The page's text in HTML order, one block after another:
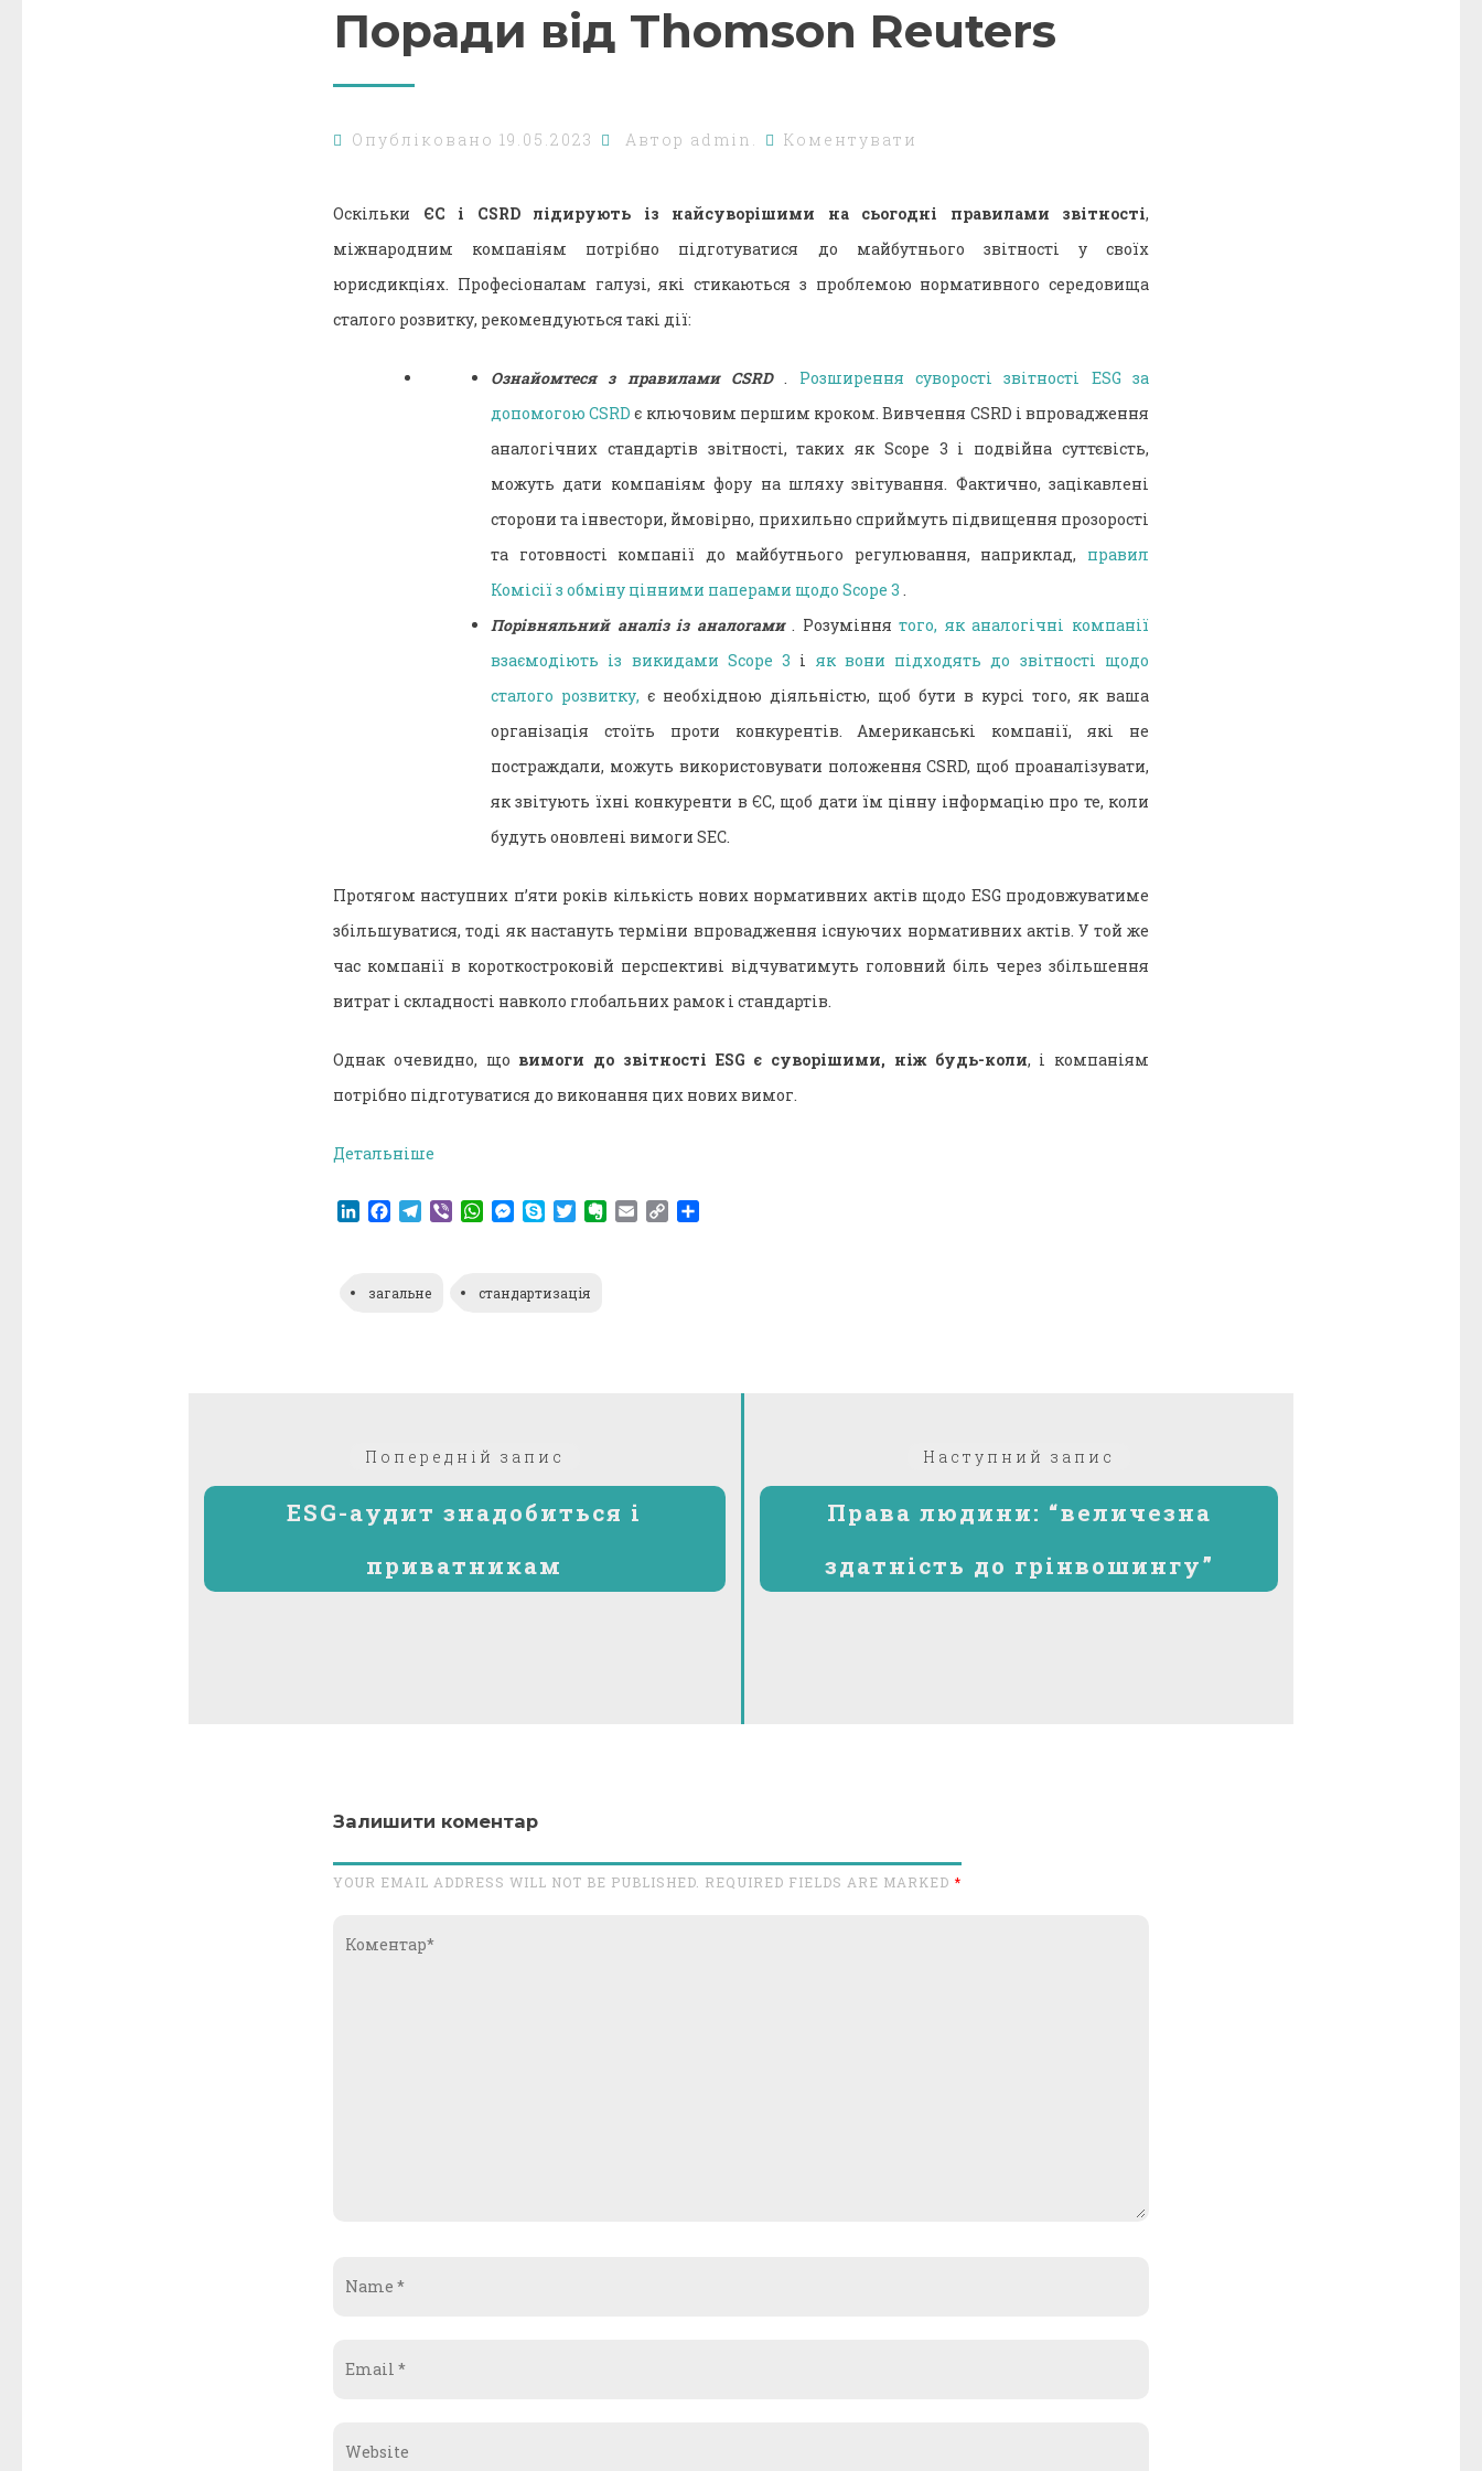
Поради від Thomson Reuters
Опубліковано 19.05.2023 Автор admin. Коментувати
Оскільки ЄС і CSRD лідирують із найсуворішими на сьогодні правилами звітності,
міжнародним компаніям потрібно підготуватися до майбутнього звітності у своїх
юрисдикціях. Професіоналам галузі, які стикаються з проблемою нормативного середовища
сталого розвитку, рекомендуються такі дії:
Ознайомтеся з правилами CSRD. Розширення суворості звітності ESG за
допомогою CSRD є ключовим першим кроком. Вивчення CSRD і впровадження
аналогічних стандартів звітності, таких як Scope 3 і подвійна суттєвість,
можуть дати компаніям фору на шляху звітування. Фактично, зацікавлені
сторони та інвестори, ймовірно, прихильно сприймуть підвищення прозорості
та готовності компанії до майбутнього регулювання, наприклад, правил
Комісії з обміну цінними паперами щодо Scope 3 .
Порівняльний аналіз із аналогами. Розуміння того, як аналогічні компанії
взаємодіють із викидами Scope 3 і як вони підходять до звітності щодо
сталого розвитку, є необхідною діяльністю, щоб бути в курсі того, як ваша
організація стоїть проти конкурентів. Американські компанії, які не
постраждали, можуть використовувати положення CSRD, щоб проаналізувати,
як звітують їхні конкуренти в ЄС, щоб дати їм цінну інформацію про те, коли
будуть оновлені вимоги SEC.
Протягом наступних п’яти років кількість нових нормативних актів щодо ESG продовжуватиме
збільшуватися, тоді як настануть терміни впровадження існуючих нормативних актів. У той же
час компанії в короткостроковій перспективі відчуватимуть головний біль через збільшення
витрат і складності навколо глобальних рамок і стандартів.
Однак очевидно, що вимоги до звітності ESG є суворішими, ніж будь-коли, і компаніям
потрібно підготуватися до виконання цих нових вимог.
Детальніше
LinkedIn
Facebook
Telegram
ViberWhatsApp
Messenger
SkypeTwitterEvernote
EmailCopy
загальне стандартизація
Попередній запис
ESG-аудит знадобиться і
приватникам
Наступний запис
запис:
Права людини: “величезна
здатність до грінвошингу”
Залишити коментар
YOUR EMAIL ADDRESS WILL NOT BE PUBLISHED. REQUIRED FIELDS ARE MARKED *